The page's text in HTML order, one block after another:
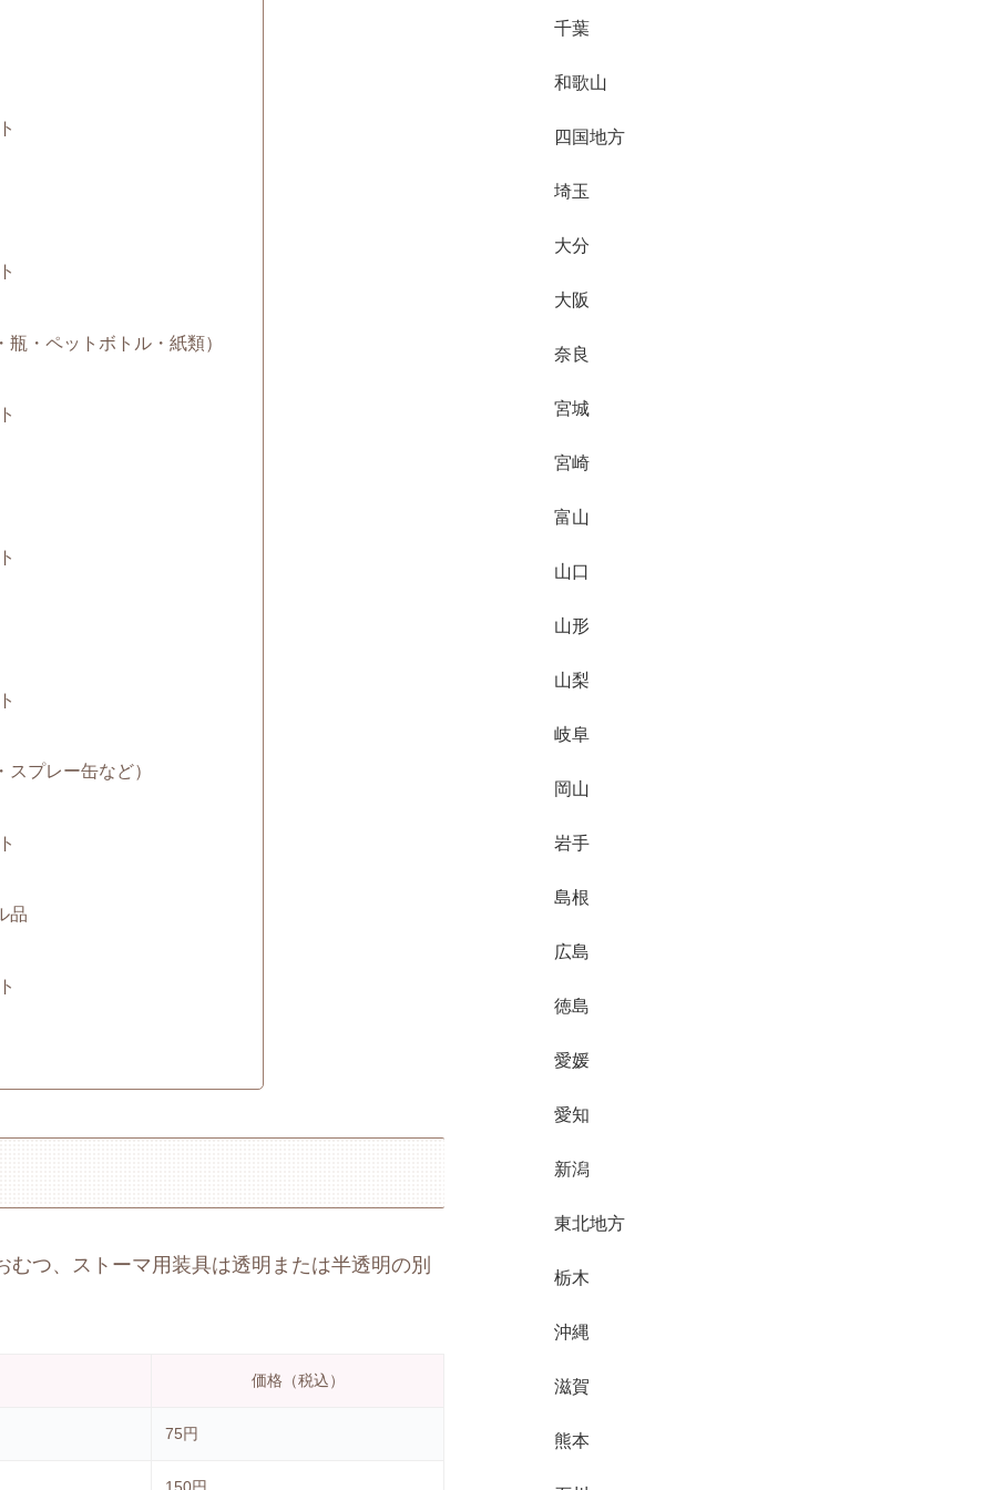
瓶・ペットボトル・紙類）
プレー缶など）
品
つ、ストーマ用装具は透明または半透明の別
価格（税込）
75円
千葉
和歌山
四国地方
埼玉
大分
大阪
奈良
宮城
宮崎
富山
山口
山形
山梨
岐阜
岡山
岩手
島根
広島
徳島
愛媛
愛知
新潟
東北地方
栃木
沖縄
滋賀
熊本